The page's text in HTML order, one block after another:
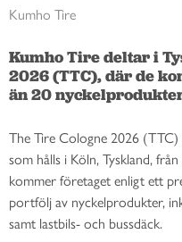
Kumho Tire
Kumho Tire deltar i
2026 (TTC), där de
än 20
The Tire Cologne 2026 (TTC)
som hålls i Köln, Tyskland,
kommer företaget enligt ett
portfölj av nyckelprodukter,
samt lastbils- och bussdäck.